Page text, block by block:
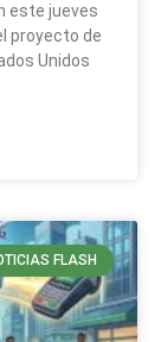
este jueves
proyecto de
Unidos
FLASH